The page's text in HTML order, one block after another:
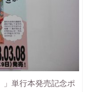
」単行本発売記念ポ